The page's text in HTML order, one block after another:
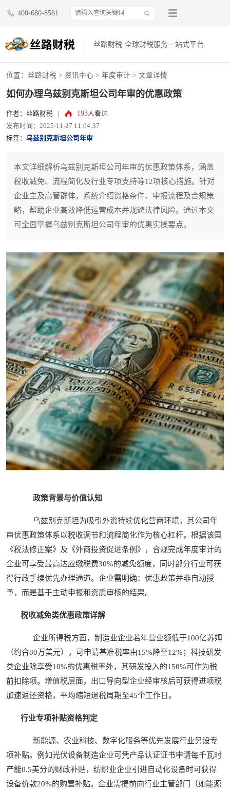
400-680-8581
丝路财税-全球财税服务一站式平台
位置： 丝路财税 > 资讯中心 > 年度审计 > 文章详情
如何办理乌兹别克斯坦公司年审的优惠政策
作者：丝路财税 193人看过
发布时间：2025-11-27 11:04:37
标签： 乌兹别克斯坦公司年审
本文详细解析乌兹别克斯坦公司年审的优惠政策体系，涵盖
税收减免、流程简化及行业专项支持等12项核心措施。针对
企业主及高管群体，系统介绍资格条件、申报流程及合规策
略，帮助企业高效降低运营成本并规避法律风险。通过本文
可全面掌握乌兹别克斯坦公司年审的优惠实操要点。
政策背景与价值认知
乌兹别克斯坦为吸引外资持续优化营商环境，其公司年
审优惠政策体系以税收调节和流程简化作为核心杠杆。根据该国
《税法修正案》及《外商投资促进条例》，合规完成年度审计的
企业可享受最高达应缴税费30%的减免额度，同时部分行业可获
得行政手续优先办理通道。企业需明确：优惠政策并非自动授
予，而是基于主动申报和资质审核的结果。
税收减免类优惠政策详解
企业所得税方面，制造业企业若年营业额低于100亿苏姆
（约合80万美元），可申请基准税率由15%降至12%；科技研发
类企业除享受10%的优惠税率外，其研发投入的150%可作为税
前扣除项。增值税层面，出口导向型企业经审核后可获得进项税
加速返还资格，平均缩短退税周期至45个工作日。
行业专项补贴资格判定
新能源、农业科技、数字化服务等优先发展行业另设专
项补贴。例如光伏设备制造企业可凭产品认证证书申请每千瓦时
产能0.5美分的财政补贴，纺织业企业引进自动化设备时可获得
设备价款20%的购置补贴。企业需提前向行业主管部门（如能源